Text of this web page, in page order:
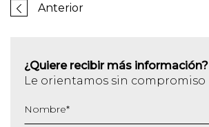
Anterior
¿Quiere recibir más información?
Le orientamos sin compromiso
Nombre*